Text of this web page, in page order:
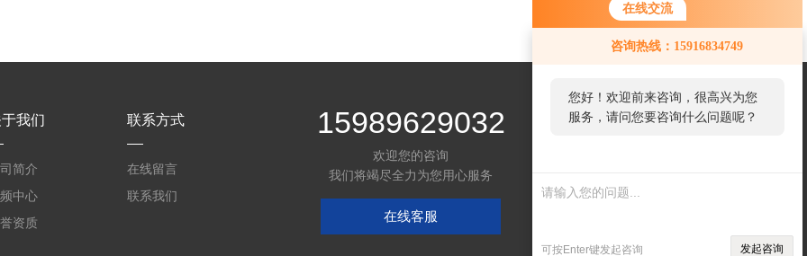
在线交流
咨询热线：15916834749
您好！欢迎前来咨询，很高兴为您
服务，请问您要咨询什么问题呢？
可按Enter键发起咨询 发起咨询
我们
简介
中心
资质
联系方式
在线留言
联系我们
15989629032
欢迎您的咨询
我们将竭尽全力为您用心服务
在线客服